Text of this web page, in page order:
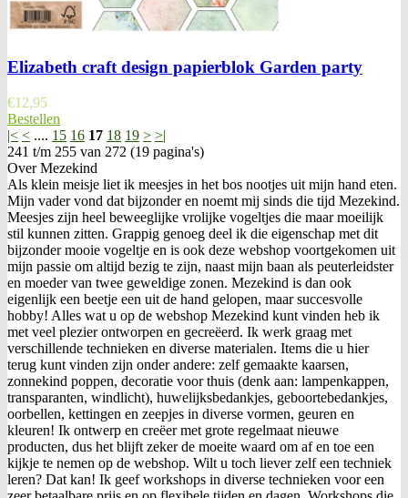
Elizabeth craft design papierblok Garden party
€12,95
Bestellen
|< < .... 15 16 17 18 19 > >|
241 t/m 255 van 272 (19 pagina's)
Over Mezekind
Als klein meisje liet ik meesjes in het bos nootjes uit mijn hand eten.
Mijn vader vond dat bijzonder en noemt mij sinds die tijd Mezekind.
Meesjes zijn heel beweeglijke vrolijke vogeltjes die maar moeilijk
stil kunnen zitten. Grappig genoeg deel ik die eigenschap met dit
bijzonder mooie vogeltje en is ook deze webshop voortgekomen uit
mijn passie om altijd bezig te zijn, naast mijn baan als peuterleidster
en moeder van twee geweldige zonen. Mezekind is dan ook
eigenlijk een beetje een uit de hand gelopen, maar succesvolle
hobby! Alles wat u op de webshop Mezekind kunt vinden heb ik
met veel plezier ontworpen en gecreëerd. Ik werk graag met
verschillende technieken en diverse materialen. Items die u hier
terug kunt vinden zijn onder andere: zelf gemaakte kaarsen,
zonnekind poppen, decoratie voor thuis (denk aan: lampenkappen,
transparanten, windlicht), huwelijksbedankjes, geboortebedankjes,
oorbellen, kettingen en zeepjes in diverse vormen, geuren en
kleuren! Ik ontwerp en creëer met grote regelmaat nieuwe
producten, dus het blijft zeker de moeite waard om af en toe een
kijkje te nemen op de webshop. Wilt u toch liever zelf een techniek
leren? Dat kan! Ik geef workshops in diverse technieken voor een